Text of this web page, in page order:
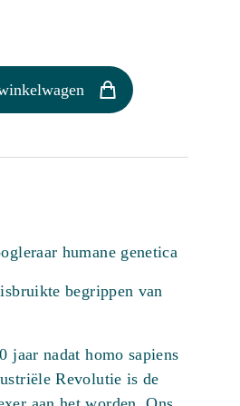
humane genetica
begrippen van
jaar nadat homo sapiens
Revolutie is de